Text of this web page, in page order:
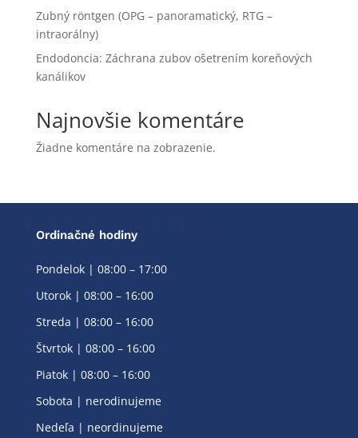
Zubný röntgen (OPG – panoramatický, RTG –
intraorálny)
Endodoncia: Záchrana zubov ošetrením koreňových
kanálikov
Najnovšie komentáre
Žiadne komentáre na zobrazenie.
Ordinačné hodiny
Pondelok | 08:00 – 17:00
Utorok | 08:00 – 16:00
Streda | 08:00 – 16:00
Štvrtok | 08:00 – 16:00
Piatok | 08:00 – 16:00
Sobota | nerodinujeme
Nedeľa | neordinujeme